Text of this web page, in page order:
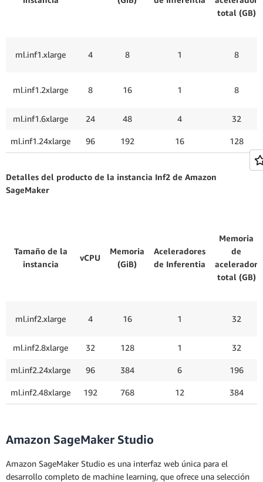
total (GB)
ml.inf1.xlarge 4 8 1 8
ml.inf1.2xlarge 8 16 1 8
ml.inf1.6xlarge 24 48 4 32
ml.inf1.24xlarge 96 192 16 128
Detalles del producto de la instancia Inf2 de Amazon
SageMaker
Tamaño de la
instancia
vCPU
Memoria
(GiB)
Aceleradores
de Inferentia
Memoria
de
acelerador
total (GB)
ml.inf2.xlarge 4 16 1 32
ml.inf2.8xlarge 32 128 1 32
ml.inf2.24xlarge 96 384 6 196
ml.inf2.48xlarge 192 768 12 384
Amazon SageMaker Studio
Amazon SageMaker Studio es una interfaz web única para el
desarrollo completo de machine learning, que ofrece una selección